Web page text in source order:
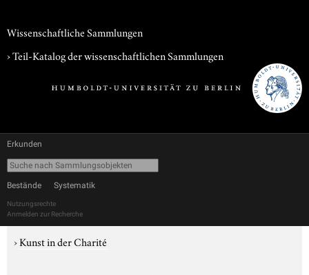
Wissenschaftliche Sammlungen
› Teil-Katalog der wissenschaftlichen Sammlungen
Erkunden
Bestände Systematik
Nutzungsrechte
Anmelden zur Recherche
›Kunst in der Charité